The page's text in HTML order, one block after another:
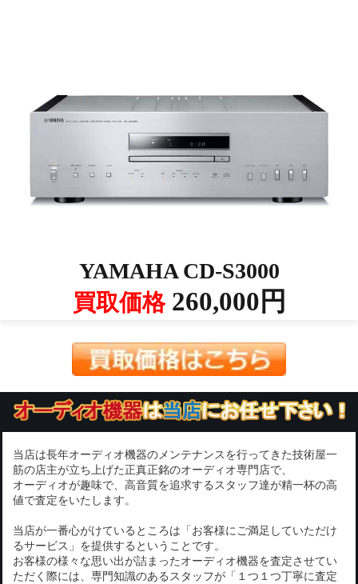
YAMAHA CD-S3000
買取価格260,000円
当店は長年オーディオ機器のメンテナンスを行ってきた技術屋一
筋の店主が立ち上げた正真正銘のオーディオ専門店で、
オーディオが趣味で、高音質を追求するスタッフ達が精一杯の高
値で査定をいたします。
当店が一番心がけているところは「お客様にご満足していただけ
るサービス」を提供するということです。
お客様の様々な思い出が詰まったオーディオ機器を査定させてい
ただく際には、専門知識のあるスタッフが「１つ１つ丁寧に査定